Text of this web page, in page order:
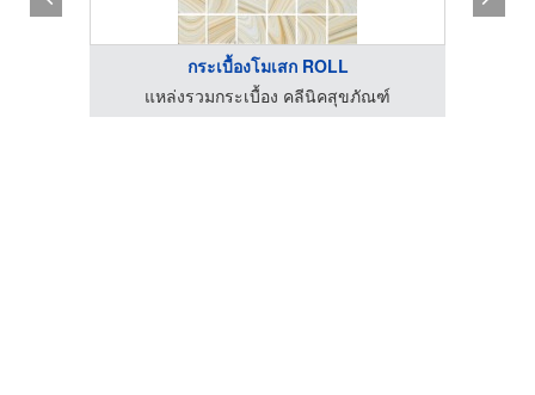
กระเบื้องโมเสก ROLL
แหล่งรวมกระเบื้อง คลีนิคสุขภัณฑ์